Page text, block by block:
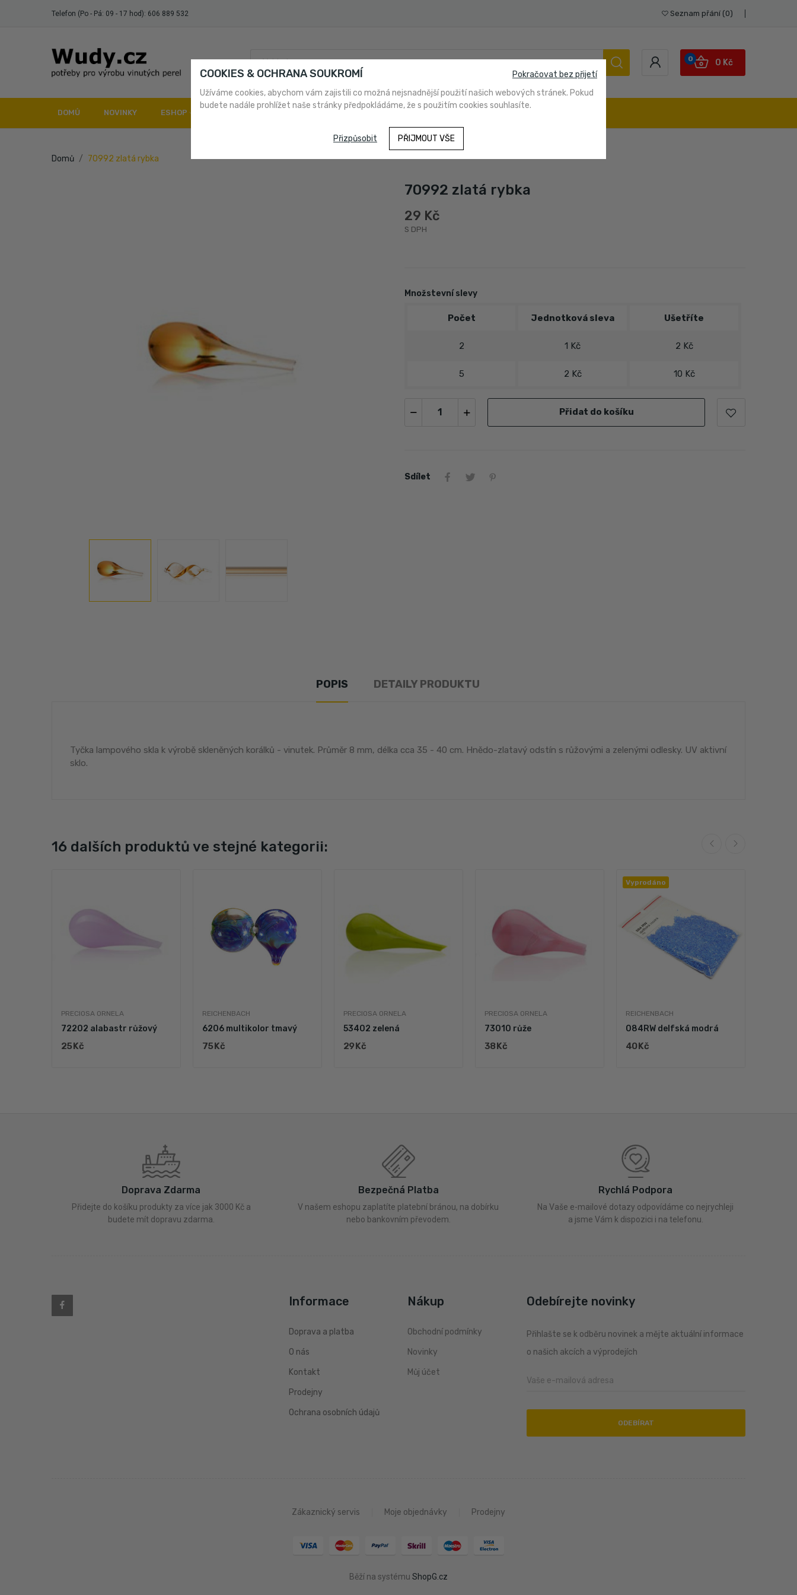
Telefon (Po - Pá: 09 - 17 hod): 606 889 532 Seznam přání 0
0 Kč
0
DOMŮ NOVINKY ESHOP DOPRAVA A PLATBA O NÁS NAKUPUJETE POPRVÉ?
Domů 70992 zlatá rybka
70992 zlatá rybka
29 Kč
S DPH
Množstevní slevy
Počet Jednotková sleva Ušetříte
2 1 Kč 2 Kč
5 2 Kč 10 Kč
Přidat do košíku
Sdílet
POPIS DETAILY PRODUKTU
Tyčka lampového skla k výrobě skleněných korálků - vinutek. Průměr 8 mm, délka cca 35 - 40 cm. Hnědo-zlatavý odstín s růžovými a zelenými odlesky. UV aktivní
sklo.
16 dalších produktů ve stejné kategorii:
PRECIOSA ORNELA
72202 alabastr růžový
25 Kč
REICHENBACH
6206 multikolor tmavý
75 Kč
PRECIOSA ORNELA
53402 zelená
29 Kč
PRECIOSA ORNELA
73010 růže
38 Kč
Vyprodáno
REICHENBACH
084RW delfská modrá
40 Kč
Doprava Zdarma
Přidejte do košíku produkty za více jak 3000 Kč a
budete mít dopravu zdarma.
Bezpečná Platba
V našem eshopu zaplatíte platební bránou, na dobírku
nebo bankovním převodem.
Rychlá Podpora
Na Vaše e-mailové dotazy odpovídáme co nejrychleji
a jsme Vám k dispozici i na telefonu.
Informace
Doprava a platba
O nás
Kontakt
Prodejny
Ochrana osobních údajů
Nákup
Obchodní podmínky
Novinky
Můj účet
Odebírejte novinky
Přihlašte se k odběru novinek a mějte aktuální informace
o našich akcích a výprodejích
ODEBÍRAT
Zákaznický servis Moje objednávky Prodejny
Běží na systému ShopG.cz
COOKIES & OCHRANA SOUKROMÍ
Pokračovat bez přijetí
Užíváme cookies, abychom vám zajistili co možná nejsnadnější použití našich webových stránek. Pokud
budete nadále prohlížet naše stránky předpokládáme, že s použitím cookies souhlasíte.
Přizpůsobit PŘIJMOUT VŠE